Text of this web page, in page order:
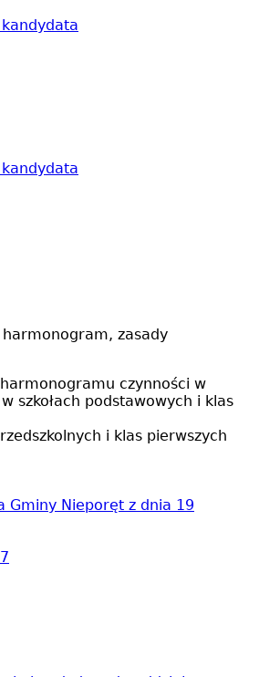
zasady
czynności w
szkołach podstawowych i klas
i klas pierwszych
Gminy Nieporęt z dnia 19